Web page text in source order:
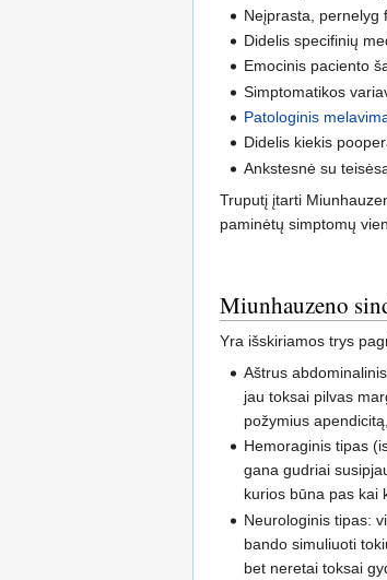
Neįprasta,
Didelis specifinių
Emocinis paciento
Simptomatikos
Patologinis
Didelis kiekis
Ankstesnė su
Truputį įtarti
paminėtų simptomų
Miunhauzeno
Yra išskiriamos trys
Aštrus
jau toksai pilvas
požymius
Hemoraginis tipas
gana gudriai
kurios būna pas kai
Neurologinis tipas:
bando simuliuoti
bet neretai toksai